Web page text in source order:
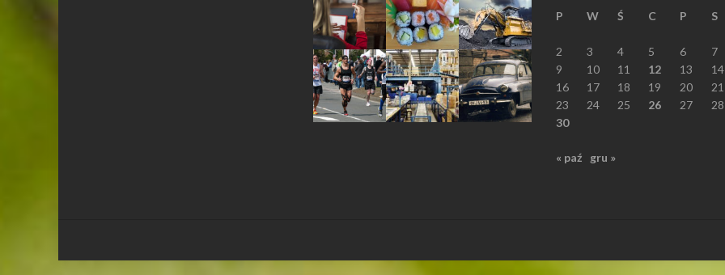
P
W Ś C P S
2
3 4 5 6 7
9
10 11 12 13 14
16
17 18 19 20 21
23
24 25 26 27 28
30
« paź gru »